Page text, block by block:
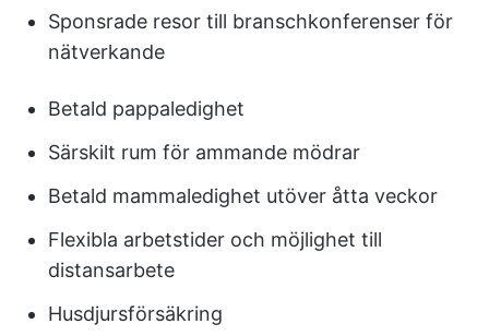
Sponsrade resor till branschkonferenser för
nätverkande
Betald pappaledighet
Särskilt rum för ammande mödrar
Betald mammaledighet utöver åtta veckor
Flexibla arbetstider och möjlighet till
distansarbete
Husdjursförsäkring